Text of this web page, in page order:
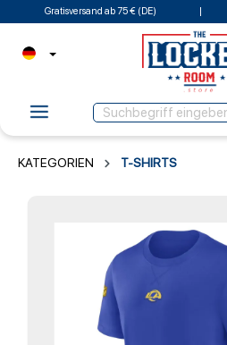
Gratisversand ab 75 € (DE)
KATEGORIEN T-SHIRTS